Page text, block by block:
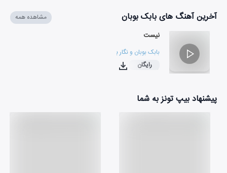
آخرین آهنگ های بابک بوبان مشاهده همه
نیست
بابک بوبان و نگار بوبان
۰۶:۳۷
رایگان
پیشنهاد بیپ تونز به شما